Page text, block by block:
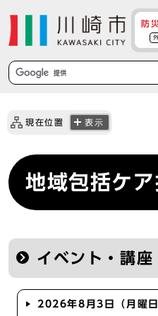
防
現在位置 表示
地域包括ケ
イベント・講座
2026年8月3日（月曜